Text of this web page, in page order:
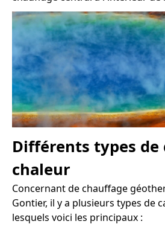
Différents types de
chaleur
Concernant de chauffage
Gontier, il y a plusieurs types de
lesquels voici les principaux :